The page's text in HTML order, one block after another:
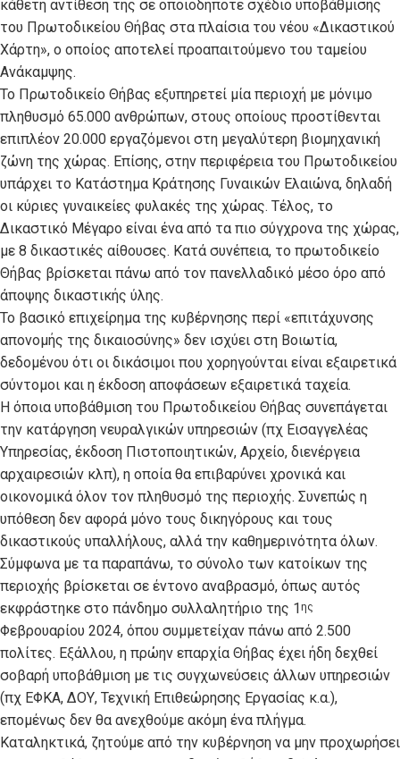
κάθετη αντίθεσή της σε οποιοδήποτε σχέδιο υποβάθμισης
του Πρωτοδικείου Θήβας στα πλαίσια του νέου «Δικαστικού
Χάρτη», ο οποίος αποτελεί προαπαιτούμενο του ταμείου
Ανάκαμψης.
Το Πρωτοδικείο Θήβας εξυπηρετεί μία περιοχή με μόνιμο
πληθυσμό 65.000 ανθρώπων, στους οποίους προστίθενται
επιπλέον 20.000 εργαζόμενοι στη μεγαλύτερη βιομηχανική
ζώνη της χώρας. Επίσης, στην περιφέρεια του Πρωτοδικείου
υπάρχει το Κατάστημα Κράτησης Γυναικών Ελαιώνα, δηλαδή
οι κύριες γυναικείες φυλακές της χώρας. Τέλος, το
Δικαστικό Μέγαρο είναι ένα από τα πιο σύγχρονα της χώρας,
με 8 δικαστικές αίθουσες. Κατά συνέπεια, το πρωτοδικείο
Θήβας βρίσκεται πάνω από τον πανελλαδικό μέσο όρο από
άποψης δικαστικής ύλης.
Το βασικό επιχείρημα της κυβέρνησης περί «επιτάχυνσης
απονομής της δικαιοσύνης» δεν ισχύει στη Βοιωτία,
δεδομένου ότι οι δικάσιμοι που χορηγούνται είναι εξαιρετικά
σύντομοι και η έκδοση αποφάσεων εξαιρετικά ταχεία.
Η όποια υποβάθμιση του Πρωτοδικείου Θήβας συνεπάγεται
την κατάργηση νευραλγικών υπηρεσιών (πχ Εισαγγελέας
Υπηρεσίας, έκδοση Πιστοποιητικών, Αρχείο, διενέργεια
αρχαιρεσιών κλπ), η οποία θα επιβαρύνει χρονικά και
οικονομικά όλον τον πληθυσμό της περιοχής. Συνεπώς η
υπόθεση δεν αφορά μόνο τους δικηγόρους και τους
δικαστικούς υπαλλήλους, αλλά την καθημερινότητα όλων.
Σύμφωνα με τα παραπάνω, το σύνολο των κατοίκων της
περιοχής βρίσκεται σε έντονο αναβρασμό, όπως αυτός
εκφράστηκε στο πάνδημο συλλαλητήριο της 1ης
Φεβρουαρίου 2024, όπου συμμετείχαν πάνω από 2.500
πολίτες. Εξάλλου, η πρώην επαρχία Θήβας έχει ήδη δεχθεί
σοβαρή υποβάθμιση με τις συγχωνεύσεις άλλων υπηρεσιών
(πχ ΕΦΚΑ, ΔΟΥ, Τεχνική Επιθεώρησης Εργασίας κ.α.),
επομένως δεν θα ανεχθούμε ακόμη ένα πλήγμα.
Καταληκτικά, ζητούμε από την κυβέρνηση να μην προχωρήσει